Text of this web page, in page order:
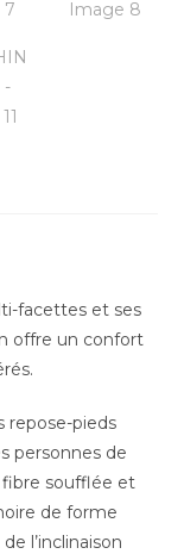
facettes et ses
offre un confort
repose-pieds
personnes de
fibre soufflée et
de forme
l’inclinaison